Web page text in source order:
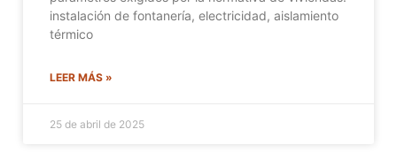
instalación de fontanería, electricidad, aislamiento
térmico
LEER MÁS »
25 de abril de 2025